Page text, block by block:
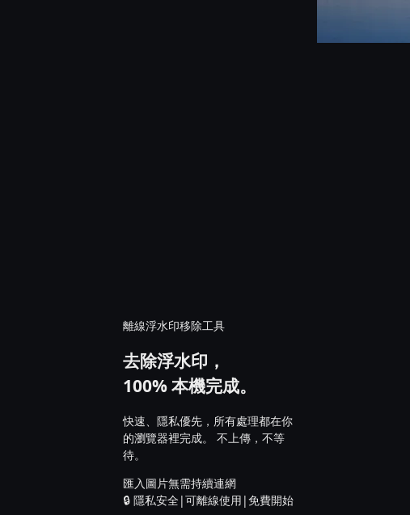
離線浮水印移除工具
去除浮水印，
100% 本機完成。
快速、隱私優先，所有處理都在你
的瀏覽器裡完成。
不上傳，不等
待。
匯入圖片無需持續連網
🔒 隱私安全|可離線使用 |免費開始